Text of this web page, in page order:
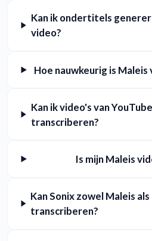
Kan ik ondertitels
video?
Hoe nauwkeurig is
Kan ik video's van
transcriberen?
Is mijn Maleis
Kan Sonix zowel Maleis
transcriberen?